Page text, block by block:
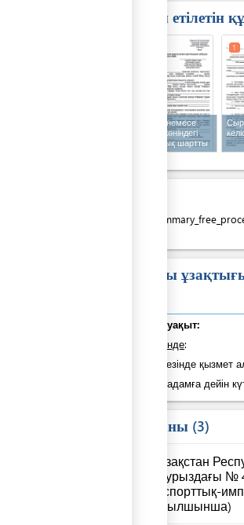
Талап етілетін
Экспорт немесе
импорт жөніндегі
валюталық шартты
валюталық
қабылдау туралы
1
Жалпы
Жалпы уақыт:
оның ішінде:
Қадам кезінде қызмет
Келесі қадамға дейін
Заң саны 3
Қазақстан
наурыздағы №
экспорттық-
(ағылшынша)